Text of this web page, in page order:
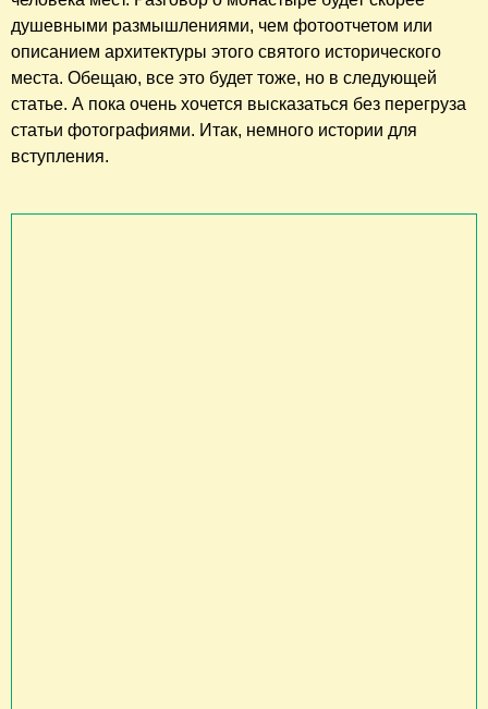
душевными размышлениями, чем фотоотчетом или
описанием архитектуры этого святого исторического
места. Обещаю, все это будет тоже, но в следующей
статье. А пока очень хочется высказаться без перегруза
статьи фотографиями. Итак, немного истории для
вступления.